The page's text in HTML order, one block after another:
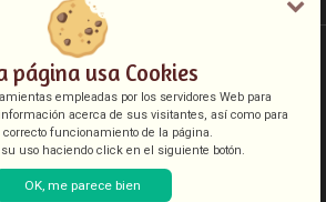
DE CADENA CON CANDADO
página usa Cookies
empleadas por los servidores Web para
acerca de sus visitantes, así como para
funcionamiento de la página.
su uso haciendo click en el siguiente botón.
OK, me parece bien